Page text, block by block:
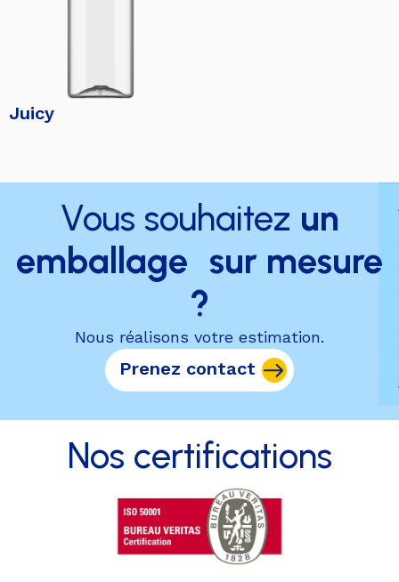
Juicy
Vous souhaitez un
emballage sur mesure
?
Nous réalisons votre estimation.
Prenez contact
Nos certifications